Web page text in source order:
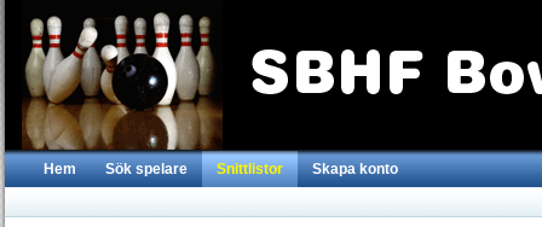
Hem Sök spelare Snittlistor Skapa konto